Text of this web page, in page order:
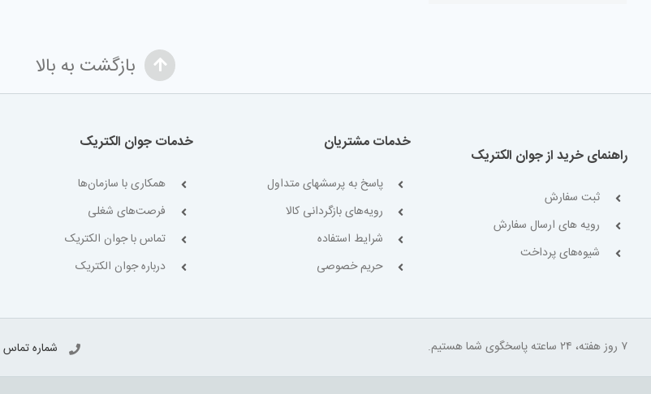
بازگشت به بالا
راهنمای خرید از جوان الکتریک
ثبت سفارش
رویه های ارسال سفارش
شیوه‌های پرداخت
خدمات مشتریان
پاسخ به پرسشهای متداول
رویه‌های بازگردانی کالا
شرایط استفاده
حریم خصوصی
خدمات جوان الکتریک
همکاری با سازمان‌ها
فرصت‌های شغلی
تماس با جوان الکتریک
درباره جوان الکتریک
۷ روز هفته، ۲۴ ساعته پاسخگوی شما هستیم. شماره تماس